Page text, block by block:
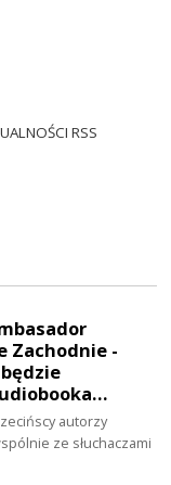
RSS
Zachodnie -
autorzy
ze słuchaczami